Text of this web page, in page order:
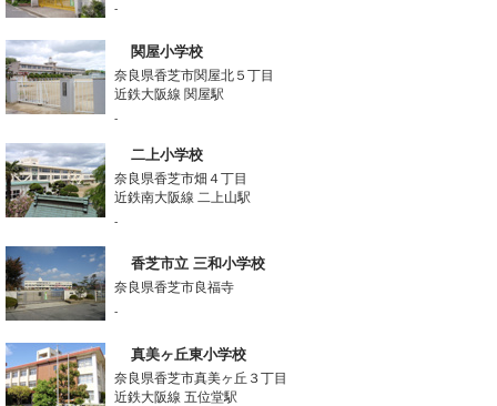
-
関屋小学校
奈良県香芝市関屋北５丁目
近鉄大阪線 関屋駅
-
二上小学校
奈良県香芝市畑４丁目
近鉄南大阪線 二上山駅
-
香芝市立 三和小学校
奈良県香芝市良福寺
-
真美ヶ丘東小学校
奈良県香芝市真美ヶ丘３丁目
近鉄大阪線 五位堂駅